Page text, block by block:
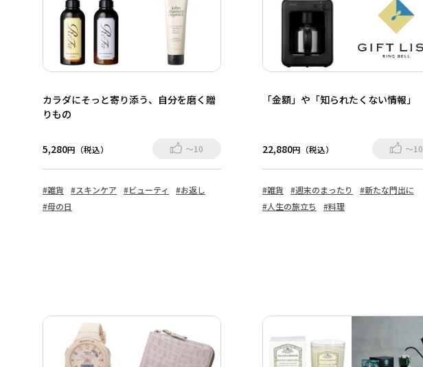
カラダにそっと寄り添う、自分を磨く贈
りもの
5,280円（税込） ～10
#雑貨 #スキンケア #ビューティ
#お返し
#母の日
「金額」や「知られたくない情報」
22,880円（税込） ～10
#雑貨 #週末のまったり
#新たな門出に
#人生の旅立ち
#料理